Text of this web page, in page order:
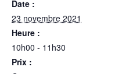
Date :
23 novembre 2021
Heure :
10h00 - 11h30
Prix :